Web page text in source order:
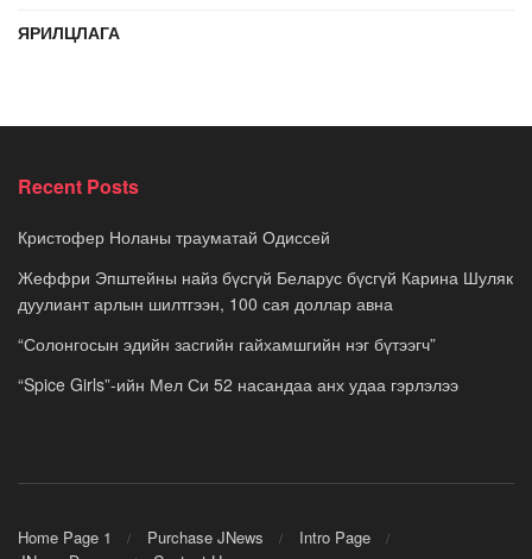
ЯРИЛЦЛАГА
Recent Posts
Кристофер Ноланы трауматай Одиссей
Жеффри Эпштейны найз бүсгүй Беларус бүсгүй Карина Шуляк
дуулиант арлын шилтгээн, 100 сая доллар авна
“Солонгосын эдийн засгийн гайхамшгийн нэг бүтээгч”
“Spice Girls”-ийн Мел Си 52 насандаа анх удаа гэрлэлээ
Home Page 1 Purchase JNews
Intro Page